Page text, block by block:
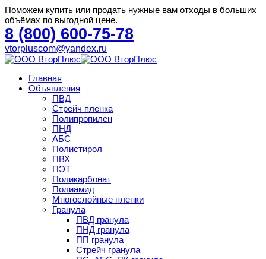
Поможем купить или продать нужные вам отходы в больших
объёмах по выгодной цене.
8 (800) 600-75-78
vtorpluscom@yandex.ru
Главная
Объявления
ПВД
Стрейч пленка
Полипропилен
ПНД
АБС
Полистирол
ПВХ
ПЭТ
Поликарбонат
Полиамид
Многослойные пленки
Гранула
ПВД гранула
ПНД гранула
ПП гранула
Стрейч гранула